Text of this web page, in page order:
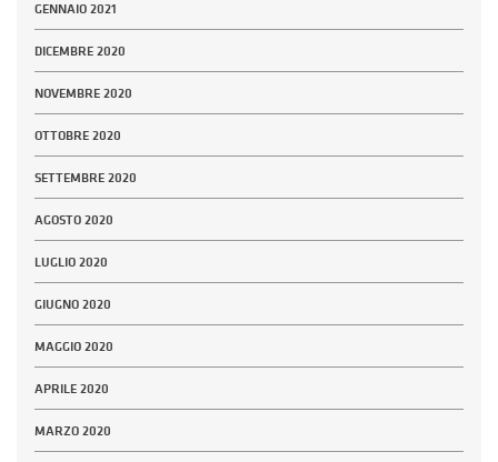
GENNAIO 2021
DICEMBRE 2020
NOVEMBRE 2020
OTTOBRE 2020
SETTEMBRE 2020
AGOSTO 2020
LUGLIO 2020
GIUGNO 2020
MAGGIO 2020
APRILE 2020
MARZO 2020